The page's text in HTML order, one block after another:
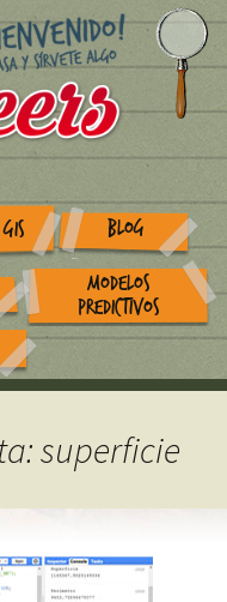
BLOG
MODELOS
PREDICTIVOS
superficie